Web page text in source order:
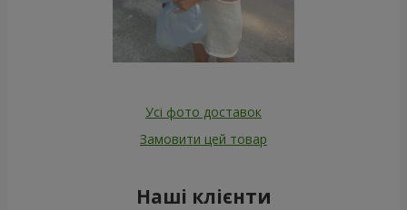
Усі фото доставок
Замовити цей товар
Наші клієнти